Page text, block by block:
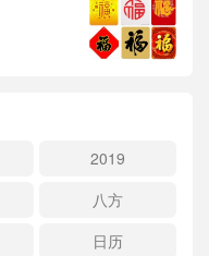
2019
八方
日历